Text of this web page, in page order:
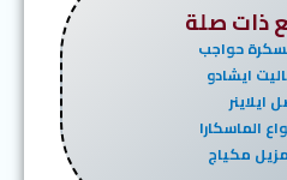
ذات صلة
حواجب
ايشادو
ايلاينر
الماسكارا
مكياج